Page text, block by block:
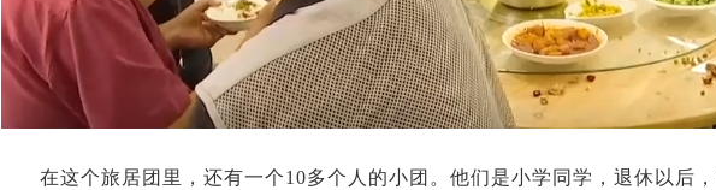
在这个旅居团里，还有一个10多个人的小团。他们是小学同学，退休以后